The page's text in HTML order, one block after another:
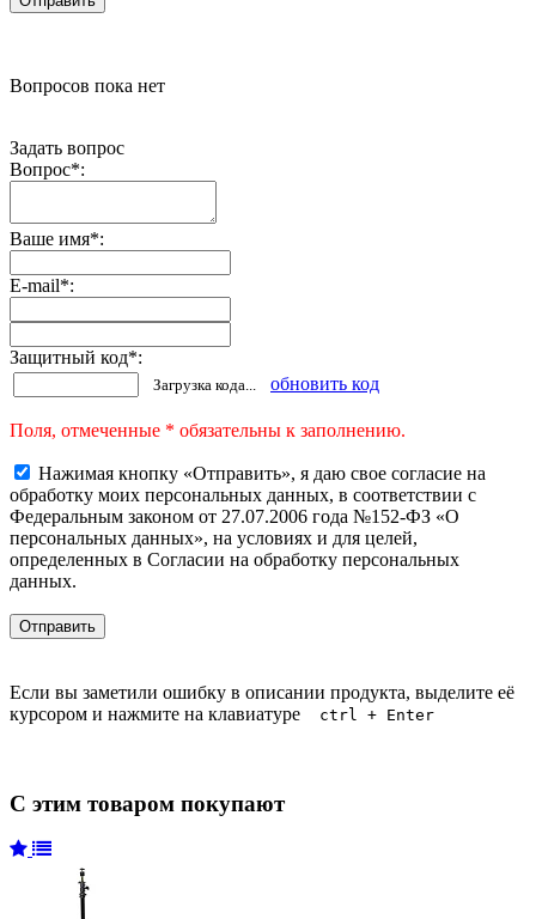
Вопросов пока нет
Задать вопрос
Вопрос*:
Ваше имя*:
E-mail*:
Защитный код*:
Загрузка кода... обновить код
Поля, отмеченные * обязательны к заполнению.
Нажимая кнопку «Отправить», я даю свое согласие на
обработку моих персональных данных, в соответствии с
Федеральным законом от 27.07.2006 года №152-ФЗ «О
персональных данных», на условиях и для целей,
определенных в Согласии на обработку персональных
данных.
Если вы заметили ошибку в описании продукта, выделите её
курсором и нажмите на клавиатуре
ctrl + Enter
С этим товаром покупают